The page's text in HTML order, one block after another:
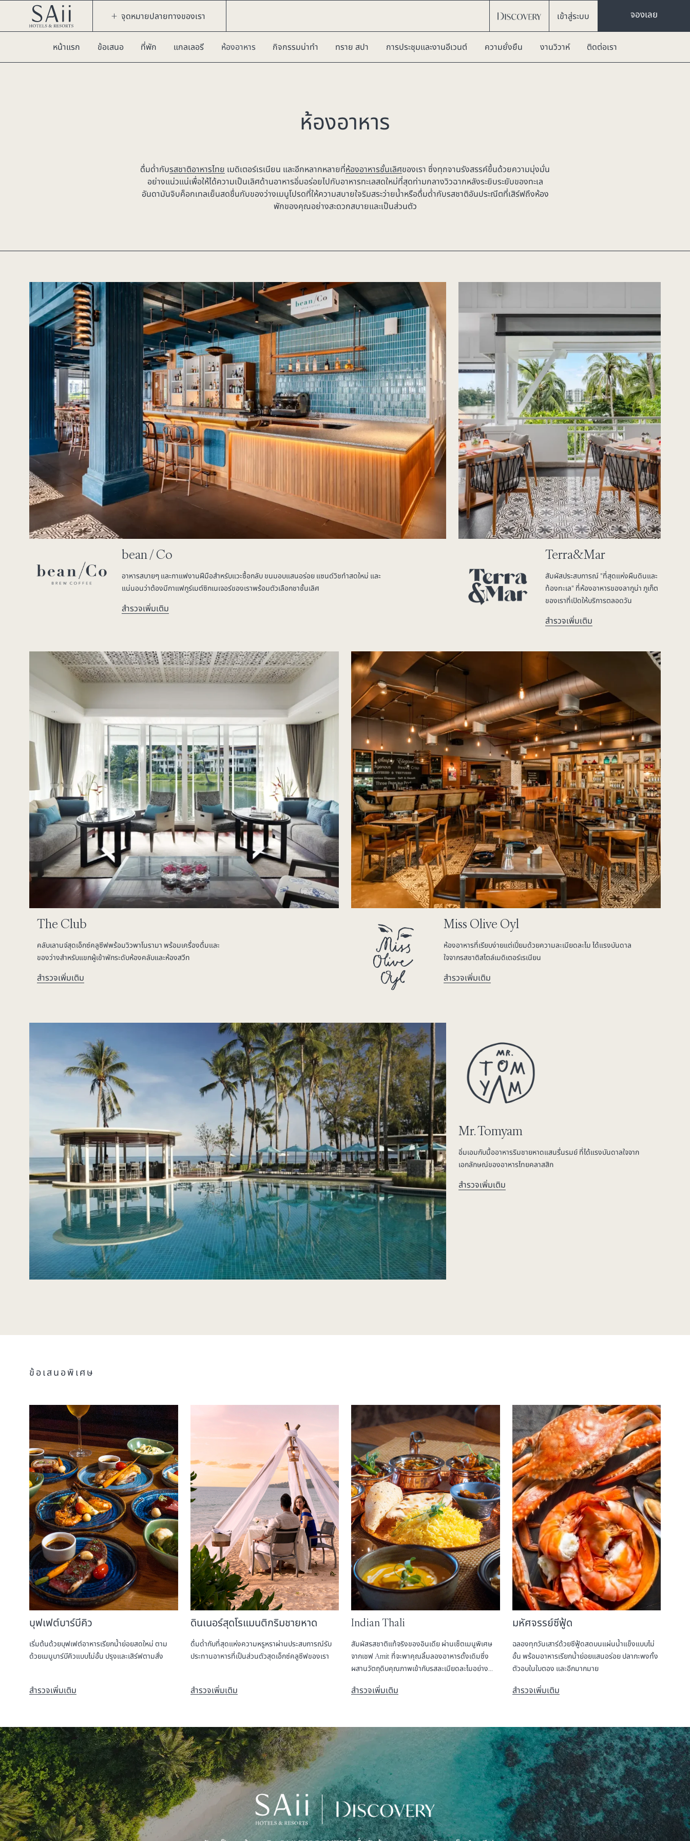
จุดหมายปลายทางของเรา เข้าสู่ระบบ จองเลย
หน้าแรก ข้อเสนอ ที่พัก แกลเลอรี ห้องอาหาร กิจกรรมน่าทำ ทราย สปา การประชุมและงานอีเวนต์ ความยั่งยืน งานวิวาห์ ติดต่อเรา
ห้องอาหาร
ดื่มด่ำกับรสชาติอาหารไทย เมดิเตอร์เรเนียน และอีกหลากหลายที่ห้องอาหารชั้นเลิศของเรา ซึ่งทุกจานรังสรรค์ขึ้นด้วยความมุ่งมั่น
อย่างแน่วแน่เพื่อให้ได้ความเป็นเลิศด้านอาหารอิ่มอร่อยไปกับอาหารทะเลสดใหม่ที่สุดท่ามกลางวิวฉากหลังระยิบระยับของทะเล
อันดามันจิบค็อกเทลเย็นสดชื่นกับของว่างเมนูโปรดที่ให้ความสบายใจริมสระว่ายน้ำหรือดื่มด่ำกับรสชาติอันประณีตที่เสิร์ฟถึงห้อง
พักของคุณอย่างสะดวกสบายและเป็นส่วนตัว
bean / Co
อาหารสบายๆ และกาแฟงานฝีมือสำหรับแวะซื้อกลับ ขนมอบแสนอร่อย แซนด์วิชทำสดใหม่ และ
แน่นอนว่าต้องมีกาแฟกูร์เมต์ซิกเนเจอร์ของเราพร้อมตัวเลือกชาชั้นเลิศ
สำรวจเพิ่มเติม
Terra&Mar
สัมผัสประสบการณ์ "ที่สุดแห่งผืนดินและ
ท้องทะเล" ที่ห้องอาหารของลากูน่า ภูเก็ต
ของเราที่เปิดให้บริการตลอดวัน
สำรวจเพิ่มเติม
The Club
คลับเลานจ์สุดเอ็กซ์คลูซีฟพร้อมวิวพาโนรามา พร้อมเครื่องดื่มและ
ของว่างสำหรับแขกผู้เข้าพักระดับห้องคลับและห้องสวีท
สำรวจเพิ่มเติม
Miss Olive Oyl
ห้องอาหารที่เรียบง่ายแต่เปี่ยมด้วยความละเมียดละไม ได้แรงบันดาล
ใจจากรสชาติสไตล์เมดิเตอร์เรเนียน
สำรวจเพิ่มเติม
Mr. Tomyam
อิ่มเอมกับมื้ออาหารริมชายหาดแสนรื่นรมย์ ที่ได้แรงบันดาลใจจาก
เอกลักษณ์ของอาหารไทยคลาสสิก
สำรวจเพิ่มเติม
ข้อเสนอพิเศษ
บุฟเฟต์บาร์บีคิว
เริ่มต้นด้วยบุฟเฟต์อาหารเรียกน้ำย่อยสดใหม่ ตาม
ด้วยเมนูบาร์บีคิวแบบไม่อั้น ปรุงและเสิร์ฟตามสั่ง
สำรวจเพิ่มเติม
ดินเนอร์สุดโรแมนติกริมชายหาด
ดื่มด่ำกับที่สุดแห่งความหรูหราผ่านประสบการณ์รับ
ประทานอาหารที่เป็นส่วนตัวสุดเอ็กซ์คลูซีฟของเรา
สำรวจเพิ่มเติม
Indian Thali
สัมผัสรสชาติแท้จริงของอินเดีย ผ่านเซ็ตเมนูพิเศษ
จากเชฟ Amit ที่จะพาคุณลิ้มลองอาหารดั้งเดิมซึ่ง
ผสานวัตถุดิบคุณภาพเข้ากับรสละเมียดละไมอย่าง
สำรวจเพิ่มเติม
มหัศจรรย์ซีฟู้ด
ฉลองทุกวันเสาร์ด้วยซีฟู้ดสดบนแผ่นน้ำแข็งแบบไม่
อั้น พร้อมอาหารเรียกน้ำย่อยแสนอร่อย ปลากะพงทั้ง
ตัวอบในใบตอง และอีกมากมาย
สำรวจเพิ่มเติม